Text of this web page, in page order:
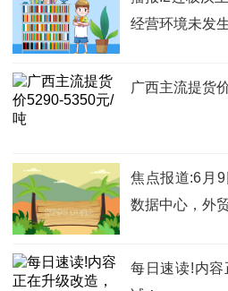
经营环境未发
广西主流提货
焦点报道:6月
数据中心，外
每日速读!内